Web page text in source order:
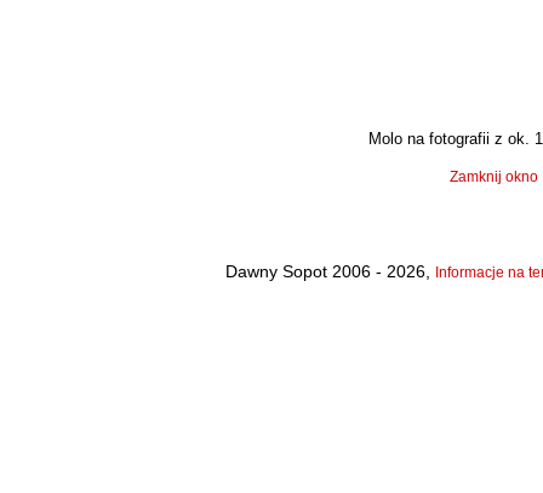
Molo na fotografii z ok.
Zamknij okno
Dawny Sopot 2006 - 2026, Informacje na